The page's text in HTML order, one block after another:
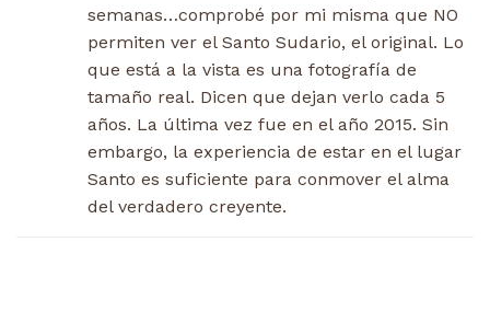
semanas…comprobé por mi misma que NO
permiten ver el Santo Sudario, el original. Lo
que está a la vista es una fotografía de
tamaño real. Dicen que dejan verlo cada 5
años. La última vez fue en el año 2015. Sin
embargo, la experiencia de estar en el lugar
Santo es suficiente para conmover el alma
del verdadero creyente.